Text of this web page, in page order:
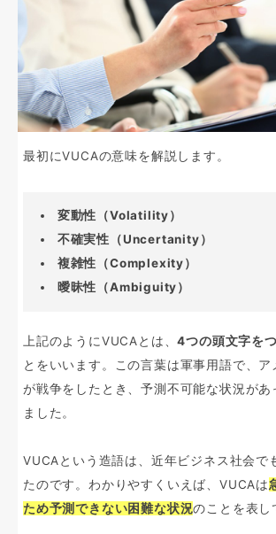
最初にVUCAの意味を解説します。
変動性（Volatility）
不確実性（Uncertanity）
複雑性（Complexity）
曖昧性（Ambiguity）
上記のようにVUCAとは、4つの頭文字を
とをいいます。この言葉は軍事用語で、ア
が戦争をしたとき、予測不可能な状況があ
ました。
VUCAという造語は、近年ビジネス社会で
たのです。わかりやすくいえば、VUCAは
ため予測できない困難な状況のことを表し